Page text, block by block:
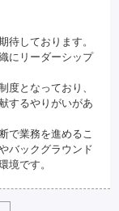
待しております。
にリーダーシップ
度となっており、
するやりがいがあ
で業務を進めるこ
バックグラウンド
境です。